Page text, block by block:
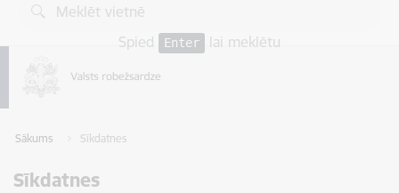
Pāriet uz lapas saturu
Spied
Enter lai meklētu
Sākums Sīkdatnes
Sīkdatnes